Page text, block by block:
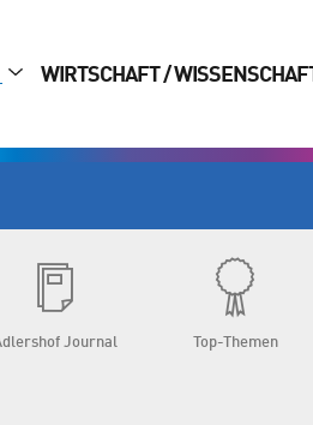
WIRTSCHAFT / WISSENSCHAFT
Journal Top-Themen